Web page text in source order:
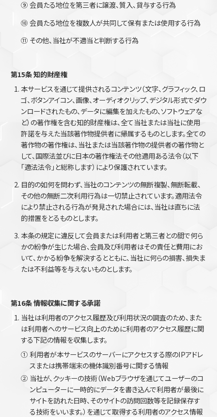
⑨ 会員たる地位を第三者に譲渡、質入、貸与する行為
⑩ 会員たる地位を複数人が共同して保有または使用する行為
⑪ その他、当社が不適当と判断する行為
第15条 知的財産権
本サービスを通じて提供されるコンテンツ（文字、グラフィック、ロ
ゴ、ボタンアイコン、画像、オーディオクリップ、デジタル形式でダウ
ンロードされたもの、データに編集を加えたもの、ソフトウェアな
ど）の著作権を含む知的財産権は、全て当社または当社に使用
許諾を与えた当該著作物提供者に帰属するものとします。全ての
著作物の著作権は、当社または当該著作物の提供者の著作物と
して、国際法並びに日本の著作権法その他適用ある法令（以下
「適法法令」と総称します）により保護されています。
目的の如何を問わず、当社のコンテンツの無断複製、無断転載、
その他の無断二次利用行為は一切禁止されています。適用法令
により禁止される行為が発見された場合には、当社は直ちに法
的措置をとるものとします。
本条の規定に違反して会員または利用者と第三者との間で何ら
かの紛争が生じた場合、会員及び利用者はその責任と費用にお
いて、かかる紛争を解決するとともに、当社に何らの損害、損失ま
たは不利益等を与えないものとします。
第16条 情報収集に関する承諾
当社は利用者のアクセス履歴及び利用状況の調査のため、また
は利用者へのサービス向上のために利用者のアクセス履歴に関
する下記の情報を収集します。
① 利用者が本サービスのサーバーにアクセスする際のIPアドレ
スまたは携帯端末の機体識別番号に関する情報
② 当社が、クッキーの技術（Webブラウザを通じてユーザーのコ
ンピューターに一時的にデータを書き込んで利用者が最後に
サイトを訪れた日時、そのサイトの訪問回数等を記録保存す
る技術をいいます。）を通じて取得する利用者のアクセス情報